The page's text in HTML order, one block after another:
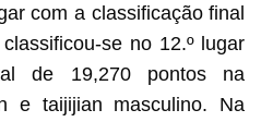
com a classificação final
se no 12.º lugar
de 19,270 pontos na
e taijijian masculino. Na